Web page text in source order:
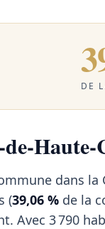
DE
dans
(39,06 % de la
Avec 3 790